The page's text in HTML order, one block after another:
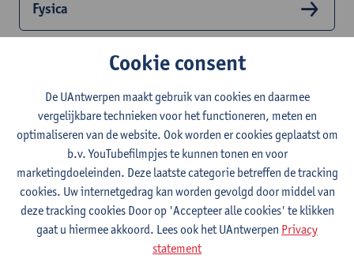
Fysica
Wiskunde
In deze afstudeerrichtingen verdiep je je verder in je vakdomein,
maar tegelijk leer je ook alles over lesgeven en – meer specifiek –
over lesgeven in jouw vakdomein. Na je educatieve master ben je
dus helemaal klaar om als leraar aan de slag te gaan.
Cookie consent
De UAntwerpen maakt gebruik van cookies en daarmee
vergelijkbare technieken voor het functioneren, meten en
optimaliseren van de website. Ook worden er cookies geplaatst om
b.v. YouTubefilmpjes te kunnen tonen en voor
marketingdoeleinden. Deze laatste categorie betreffen de tracking
cookies. Uw internetgedrag kan worden gevolgd door middel van
deze tracking cookies Door op 'Accepteer alle cookies' te klikken
gaat u hiermee akkoord. Lees ook het UAntwerpen Privacy
statement